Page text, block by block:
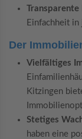
Transparente
Einfachheit in
Der
Vielfältiges
Kitzingen
Stetiges
haben eine